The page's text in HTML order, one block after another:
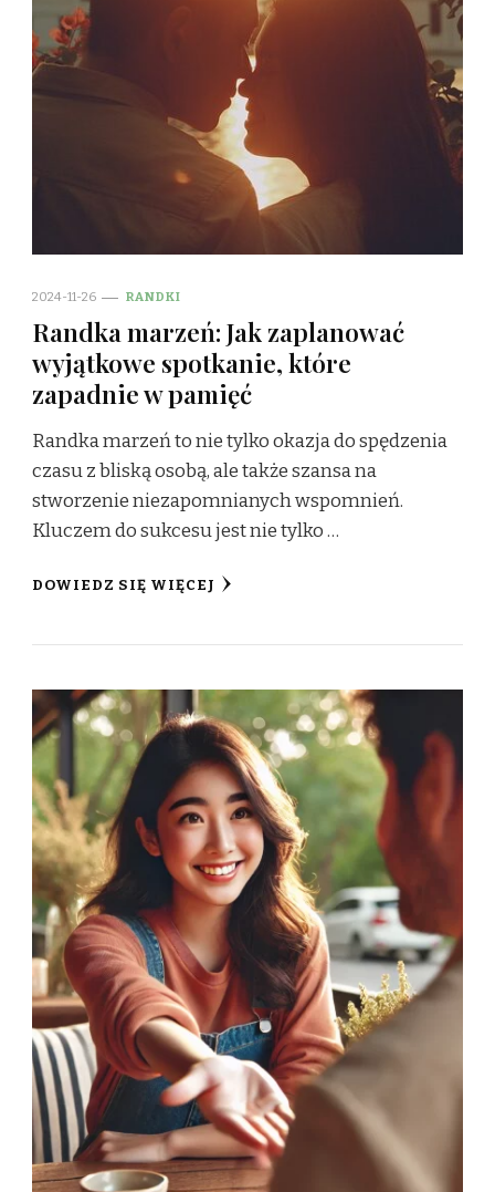
2024-11-26 RANDKI
Randka marzeń: Jak zaplanować
wyjątkowe spotkanie, które
zapadnie w pamięć
Randka marzeń to nie tylko okazja do spędzenia
czasu z bliską osobą, ale także szansa na
stworzenie niezapomnianych wspomnień.
Kluczem do sukcesu jest nie tylko …
DOWIEDZ SIĘ WIĘCEJ